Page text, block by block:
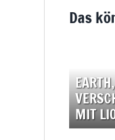
Das
MIT